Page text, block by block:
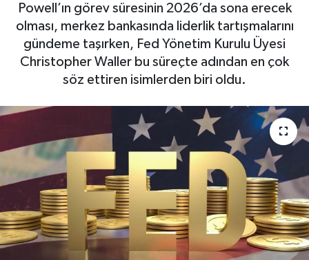
Powell’ın görev süresinin 2026’da sona erecek
olması, merkez bankasında liderlik tartışmalarını
gündeme taşırken, Fed Yönetim Kurulu Üyesi
Christopher Waller bu süreçte adından en çok
söz ettiren isimlerden biri oldu.
BIST 100 Isı Haritası
Coin Isı Haritası
Ekonomik Takvim
Kiripto Para Piyasası
Gizlilik Sözleşmesi
Hakkımızda
İletişim